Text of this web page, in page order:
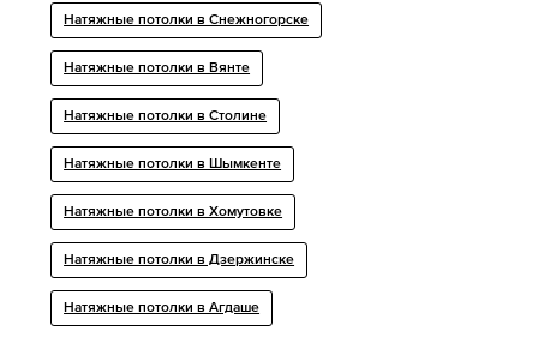
Натяжные потолки в Снежногорске
Натяжные потолки в Вянте
Натяжные потолки в Столине
Натяжные потолки в Шымкенте
Натяжные потолки в Хомутовке
Натяжные потолки в Дзержинске
Натяжные потолки в Агдаше